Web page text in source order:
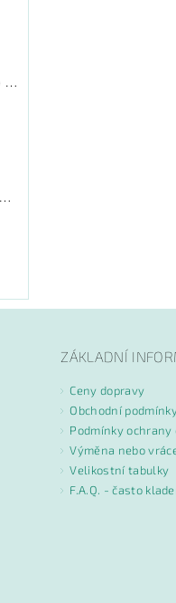
ZÁKLADNÍ
Ceny dopravy
Obchodní
Podmínky ochrany
Výměna nebo
Velikostní tabulky
F.A.Q. - často